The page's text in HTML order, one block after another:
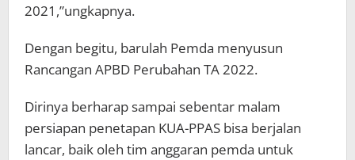
2021,”ungkapnya.
Dengan begitu, barulah Pemda menyusun
Rancangan APBD Perubahan TA 2022.
Dirinya berharap sampai sebentar malam
persiapan penetapan KUA-PPAS bisa berjalan
lancar, baik oleh tim anggaran pemda untuk